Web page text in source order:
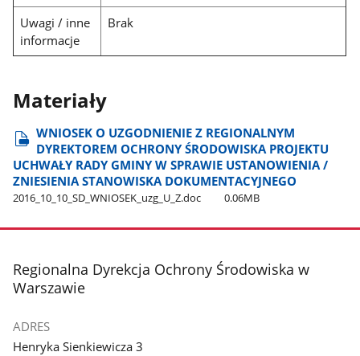
Uwagi / inne
informacje
Brak
Materiały
WNIOSEK O UZGODNIENIE Z REGIONALNYM
DYREKTOREM OCHRONY ŚRODOWISKA PROJEKTU
UCHWAŁY RADY GMINY W SPRAWIE USTANOWIENIA /
ZNIESIENIA STANOWISKA DOKUMENTACYJNEGO
2016​_10​_10​_SD​_WNIOSEK​_uzg​_U​_Z.doc 0.06MB
stopka
Regionalna Dyrekcja Ochrony Środowiska w
Warszawie
ADRES
Henryka Sienkiewicza 3